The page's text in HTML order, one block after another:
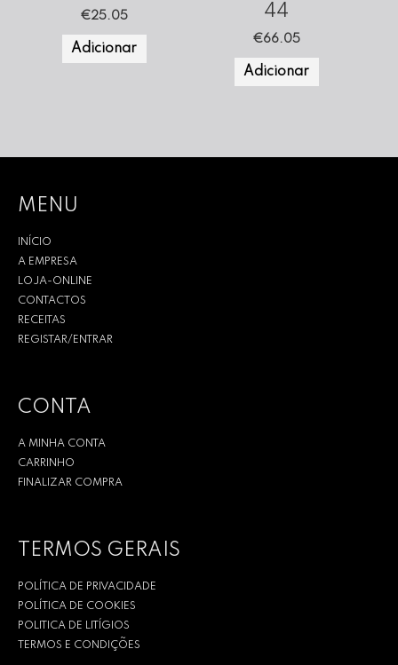
€25.05
Adicionar
44
€66.05
Adicionar
MENU
INÍCIO
A EMPRESA
LOJA-ONLINE
CONTACTOS
RECEITAS
REGISTAR/ENTRAR
CONTA
A MINHA CONTA
CARRINHO
FINALIZAR COMPRA
TERMOS GERAIS
POLÍTICA DE PRIVACIDADE
POLÍTICA DE COOKIES
POLITICA DE LITÍGIOS
TERMOS E CONDIÇÕES